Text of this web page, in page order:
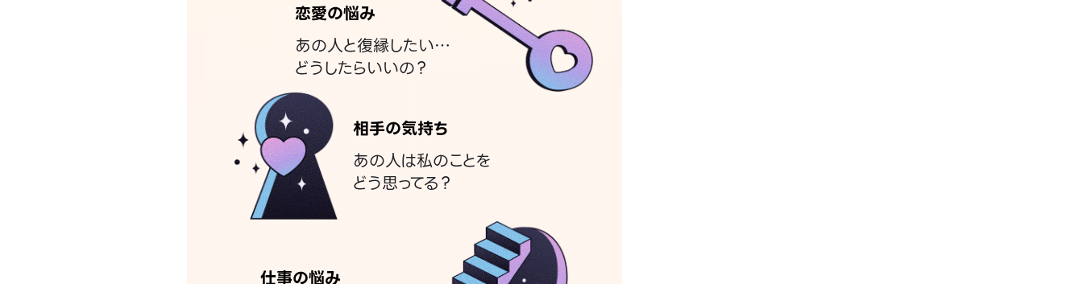
恋愛の悩み
あの人と復縁したい…
どうしたらいいの？
相手の気持ち
あの人は私のことを
どう思ってる？
仕事の悩み